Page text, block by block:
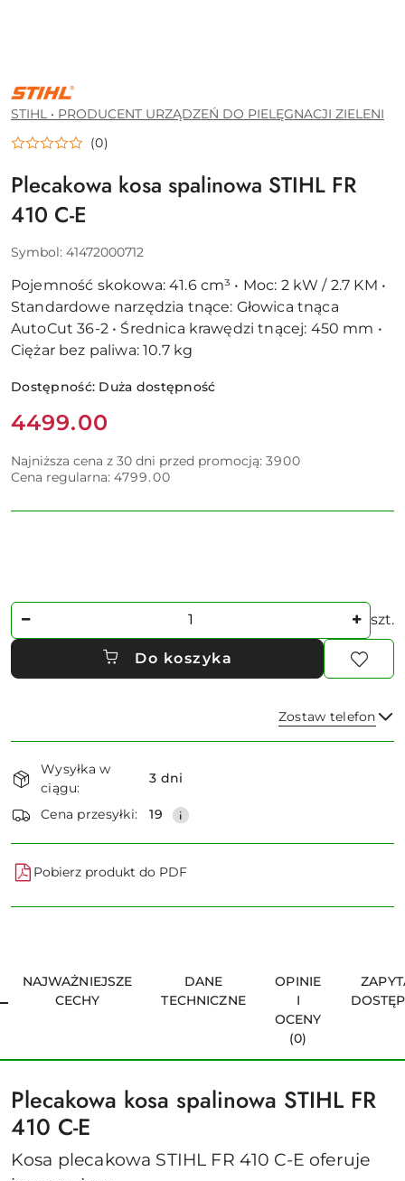
STIHL
•
PRODUCENT
URZĄDZEŃ
DO
PIELĘGNACJI
STIHL • PRODUCENT URZĄDZEŃ DO PIELĘGNACJI ZIELENI
(0)
Plecakowa kosa spalinowa STIHL FR
410 C-E
Symbol: 41472000712
Pojemność skokowa: 41.6 cm³ • Moc: 2 kW / 2.7 KM •
Standardowe narzędzia tnące: Głowica tnąca
AutoCut 36-2 • Średnica krawędzi tnącej: 450 mm •
Ciężar bez paliwa: 10.7 kg
Dostępność: Duża dostępność
Cena:
4499.00
Najniższa cena z 30 dni przed promocją: 3900
Cena regularna: 4799.00
Ilość szt.
Do koszyka
Zostaw telefon
Dostępność
i
dostawa
Wysyłka w
ciągu:
3 dni
Cena przesyłki: 19
Pobierz produkt do PDF
NAJWAŻNIEJSZE
CECHY
DANE
TECHNICZNE
OPINIE
I
OCENY
(0)
Plecakowa kosa spalinowa STIHL FR
410 C-E
Kosa plecakowa STIHL FR 410 C-E oferuje